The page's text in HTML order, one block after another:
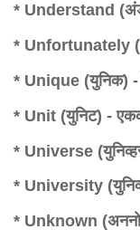
* Understand
* Unfortunately
* Unique (युनिक) -
* Unit (युनिट) -
* Universe
* University
* Unknown